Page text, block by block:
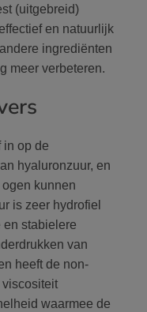
(uitgebreid)
en natuurlijk
ingrediënten
meer verbeteren.
in op de
hyaluronzuur, en
kunnen
is zeer hydrofiel
en stabielere
van
heeft de non-
waarmee de